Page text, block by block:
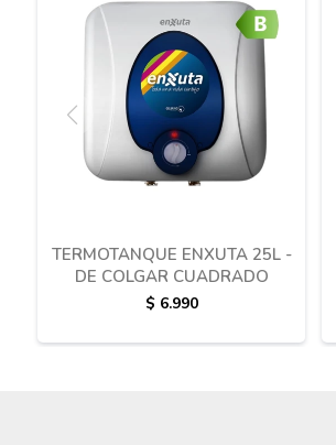
TERMOTANQUE ENXUTA 25L -
DE COLGAR CUADRADO
$ 6.990